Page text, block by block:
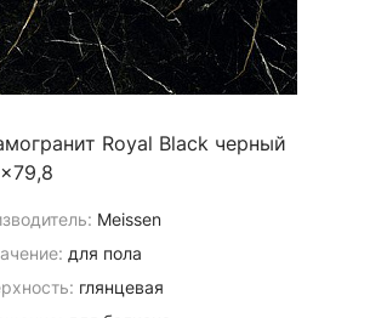
Royal Black черный
Meissen
для пола
глянцевая